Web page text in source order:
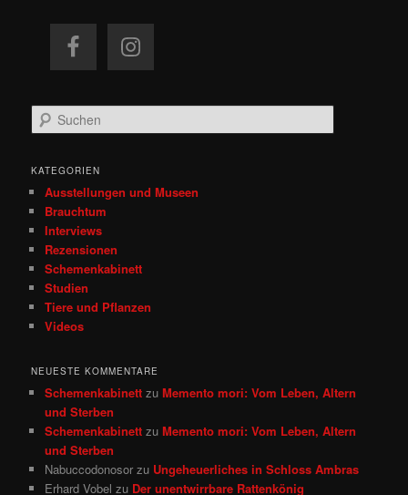
u
h
KATEGORIEN
Ausstellungen und Museen
Brauchtum
Interviews
Rezensionen
Schemenkabinett
Studien
Tiere und Pflanzen
Videos
NEUESTE KOMMENTARE
Schemenkabinett zuMemento mori: Vom Leben, Altern
und Sterben
Schemenkabinett zuMemento mori: Vom Leben, Altern
und Sterben
Nabuccodonosor zu Ungeheuerliches in Schloss Ambras
Erhard Vobel zu Der unentwirrbare Rattenkönig